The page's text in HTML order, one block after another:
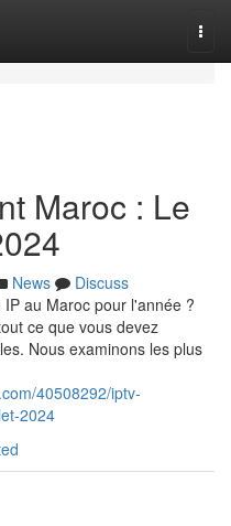
Maroc : Le
News
Discuss
au Maroc pour l'année ?
ce que vous devez
Nous examinons les plus
40508292/iptv-
2024